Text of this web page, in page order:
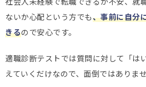
ないか心配という方でも、事前に自分
きるので安心です。
適職診断テストでは質問に対して「は
えていくだけなので、面倒ではありませ